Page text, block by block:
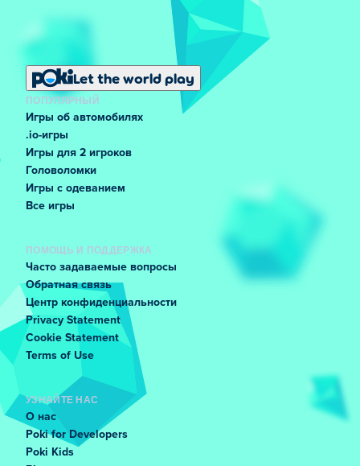
Let the world play
ПОПУЛЯРНЫЙ
Игры об автомобилях
.io-игры
Игры для 2 игроков
Головоломки
Игры с одеванием
Все игры
ПОМОЩЬ И ПОДДЕРЖКА
Часто задаваемые вопросы
Обратная связь
Центр конфиденциальности
Privacy Statement
Cookie Statement
Terms of Use
УЗНАЙТЕ НАС
О нас
Poki for Developers
Poki Kids